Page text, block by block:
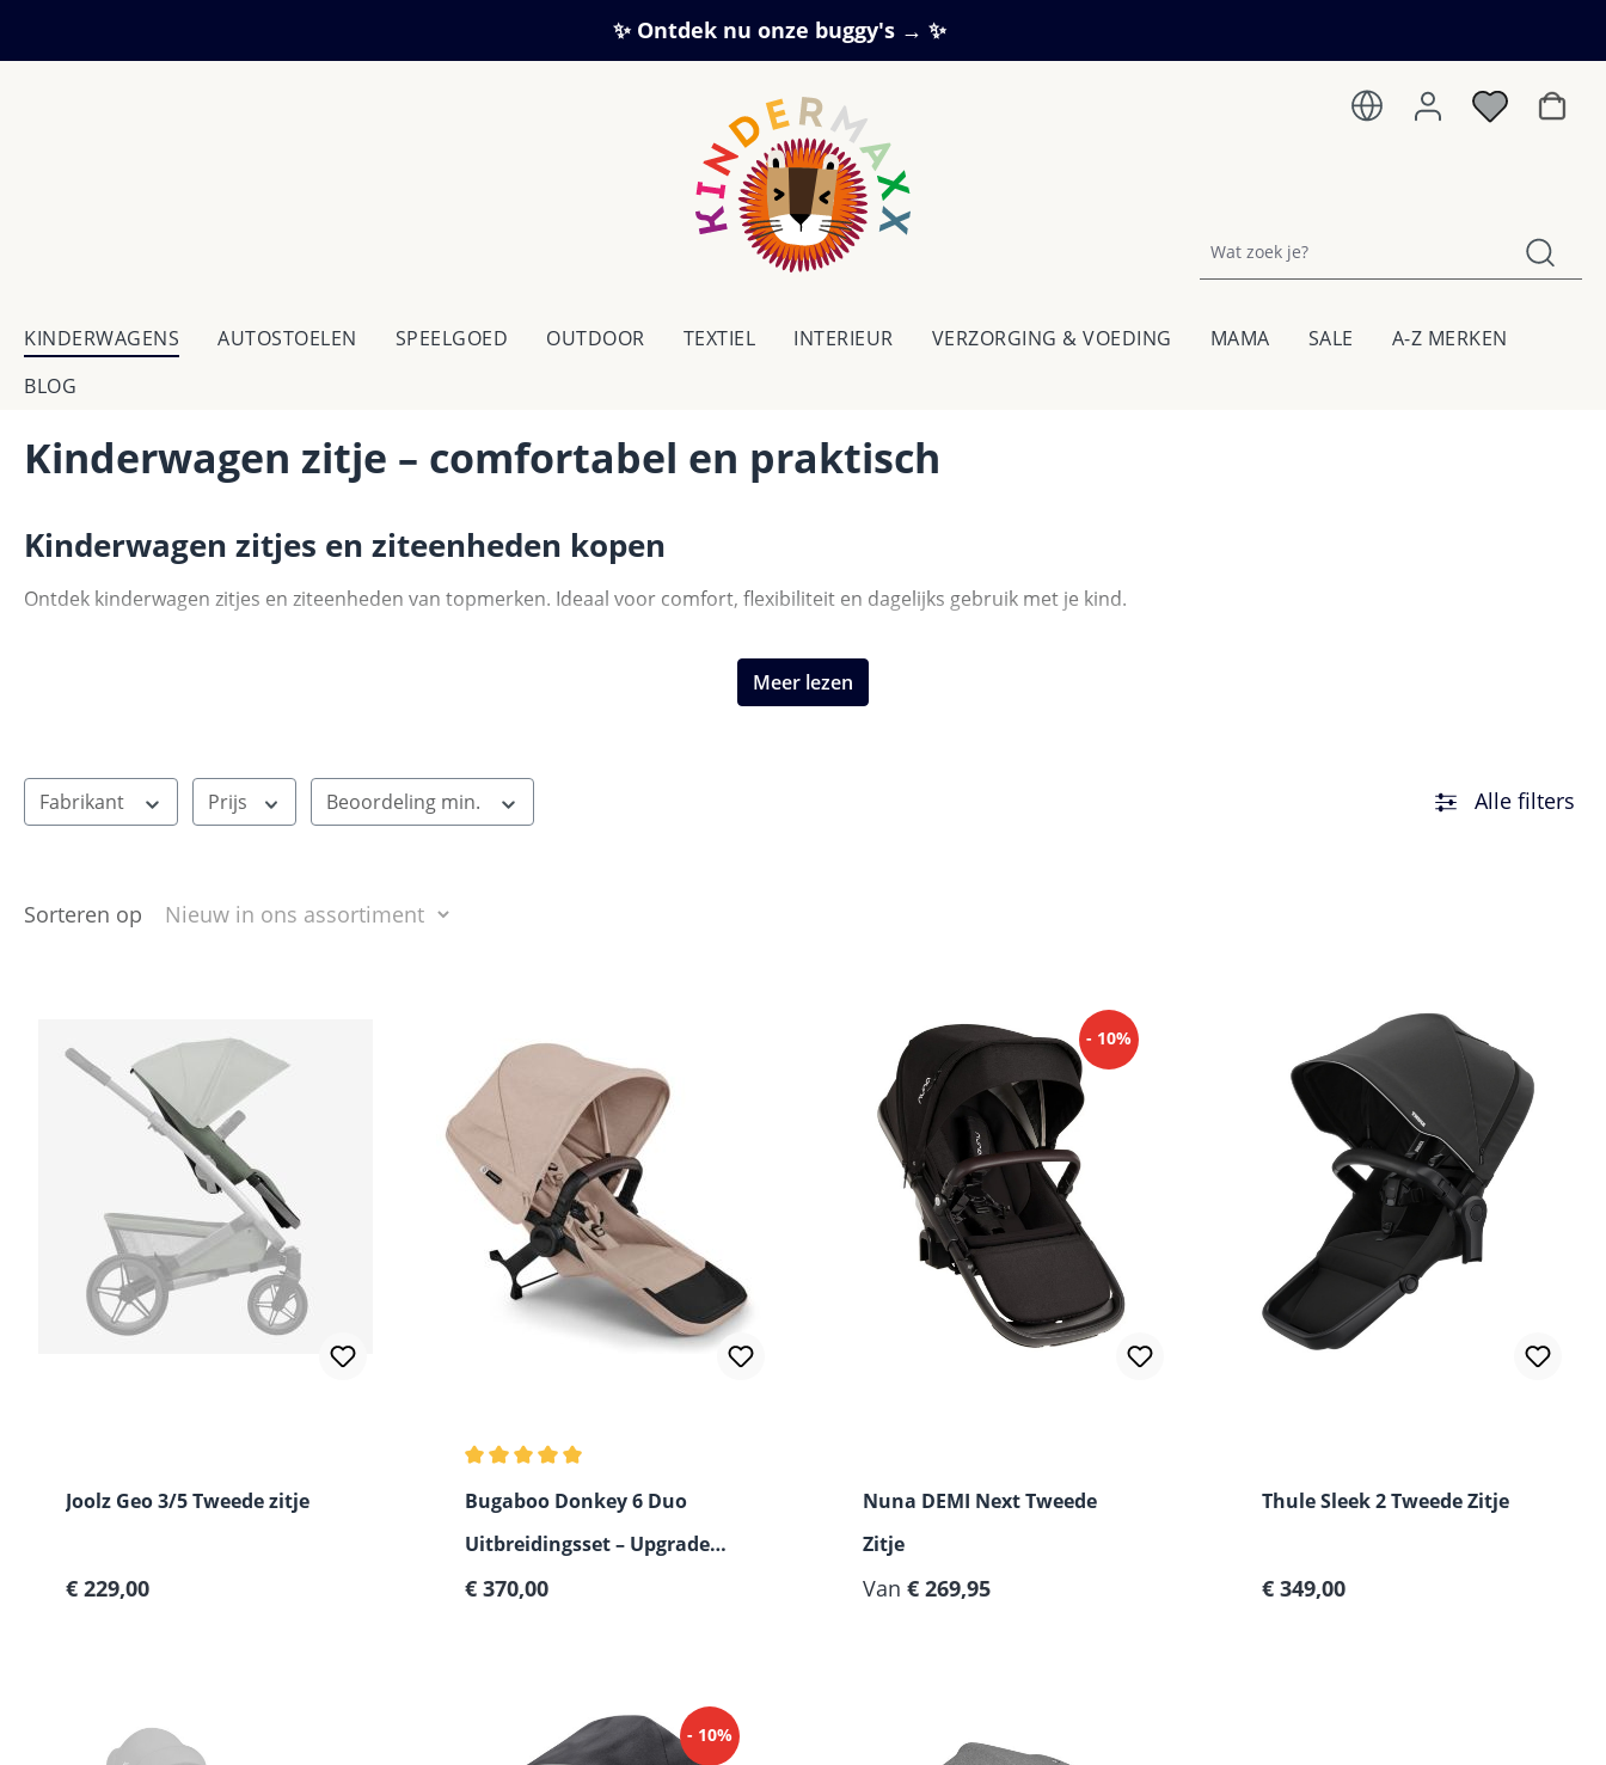
✨ Ontdek nu onze buggy's → ✨
KINDERWAGENS AUTOSTOELEN SPEELGOED OUTDOOR TEXTIEL IN­TE­RI­EUR VERZORGING & VOEDING MAMA SALE
A-Z MERKEN
BLOG
Kinderwagen zitje – comfortabel en praktisch
Kinderwagen zitjes en ziteenheden kopen
Ontdek kinderwagen zitjes en ziteenheden van topmerken. Ideaal voor comfort, flexibiliteit en dagelijks gebruik met je kind.
Meer lezen
Fabrikant Prijs Beoordeling min. Alle filters
Sorteren op
Joolz Geo 3/5 Tweede zitje
Normale prijs:
€ 229,00
Bugaboo Donkey 6 Duo
Uitbreidingsset – Upgrade
van Mono naar Duo
Normale prijs:
€ 370,00
- 10%
Nuna DEMI Next Tweede
Zitje
Normale prijs:
Van € 269,95
Thule Sleek 2 Tweede Zitje
Normale prijs:
€ 349,00
- 10%